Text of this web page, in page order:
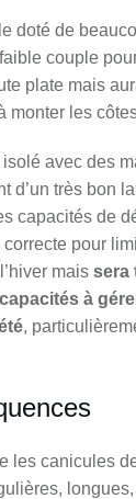
doté de
couple
plate mais
monter les
avec des
d’un très bon
capacités de
pour
mais sera
à
,
les canicules